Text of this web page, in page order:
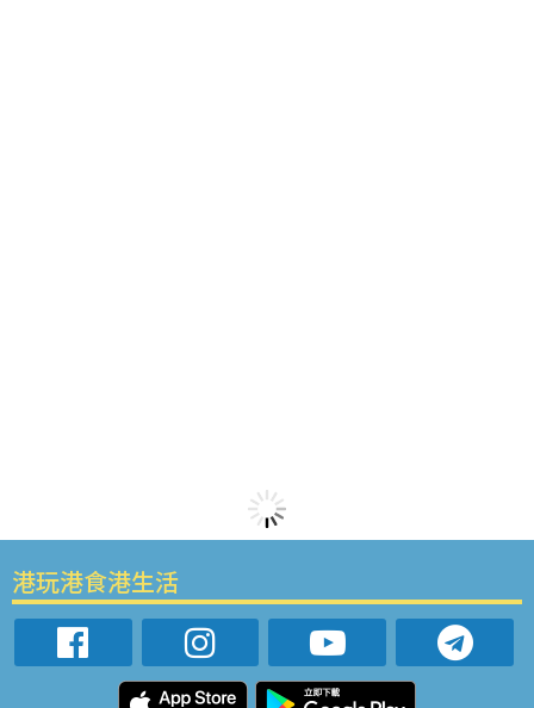
港玩港食港生活